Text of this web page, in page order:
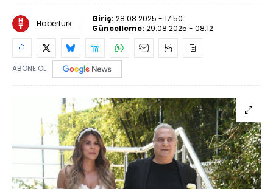
Habertürk Giriş: 28.08.2025 - 17:50
Güncelleme: 29.08.2025 - 08:12
ABONE OL